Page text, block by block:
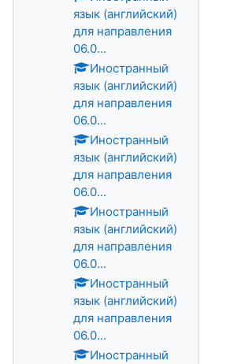
язык (английский)
для направления
06.0...
Иностранный
язык (английский)
для направления
06.0...
Иностранный
язык (английский)
для направления
06.0...
Иностранный
язык (английский)
для направления
06.0...
Иностранный
язык (английский)
для направления
06.0...
Иностранный